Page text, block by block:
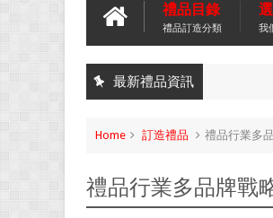
禮品目錄
禮品訂造分類 我
最新禮品資訊
Home 訂造禮品 禮品行業多
禮品行業多品牌戰